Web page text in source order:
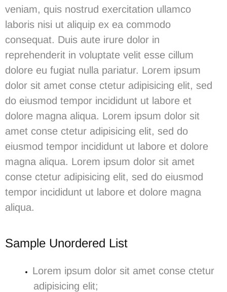
veniam, quis nostrud exercitation ullamco
laboris nisi ut aliquip ex ea commodo
consequat. Duis aute irure dolor in
reprehenderit in voluptate velit esse cillum
dolore eu fugiat nulla pariatur. Lorem ipsum
dolor sit amet conse ctetur adipisicing elit, sed
do eiusmod tempor incididunt ut labore et
dolore magna aliqua. Lorem ipsum dolor sit
amet conse ctetur adipisicing elit, sed do
eiusmod tempor incididunt ut labore et dolore
magna aliqua. Lorem ipsum dolor sit amet
conse ctetur adipisicing elit, sed do eiusmod
tempor incididunt ut labore et dolore magna
aliqua.
Sample Unordered List
Lorem ipsum dolor sit amet conse ctetur
adipisicing elit;